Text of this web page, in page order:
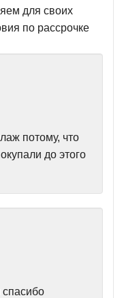
для своих
по рассрочке
потому, что
до этого